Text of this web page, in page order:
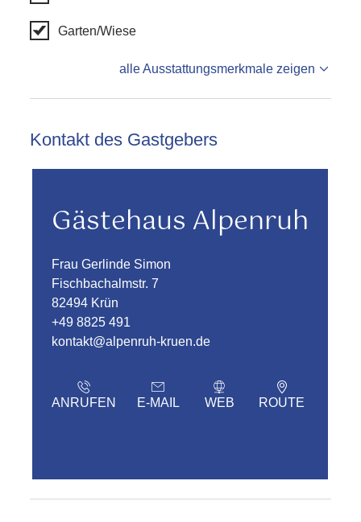
Garten/Wiese
alle Ausstattungsmerkmale zeigen
Kontakt des Gastgebers
Gästehaus Alpenruh
Frau Gerlinde Simon
Fischbachalmstr. 7
82494 Krün
+49 8825 491
kontakt@alpenruh-kruen.de
ANRUFEN E-MAIL WEB ROUTE